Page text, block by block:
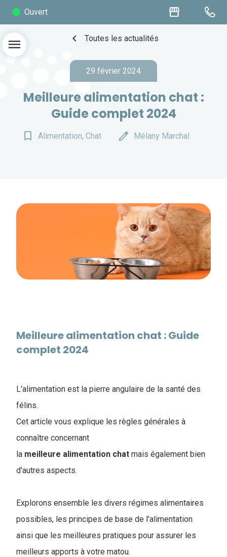
Ouvert storefront
menu chevron_left Toutes les actualités
29 février 2024
Meilleure alimentation chat :
Guide complet 2024
bookmark_border Alimentation, Chat edit Mélany Marchal
Meilleure alimentation chat : Guide
complet 2024
L'alimentation est la pierre angulaire de la santé des
félins.
Cet article vous explique les règles générales à
connaître concernant
la meilleure alimentation chat mais également bien
d'autres aspects.
Explorons ensemble les divers régimes alimentaires
possibles, les principes de base de l'alimentation
ainsi que les meilleures pratiques pour assurer les
meilleurs apports à votre matou.